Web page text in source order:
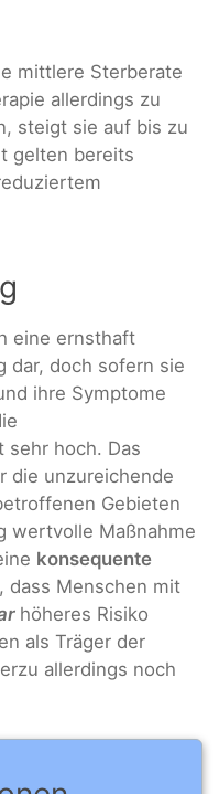
mittlere Sterberate
allerdings zu
steigt sie auf bis zu
gelten bereits
eine ernsthaft
dar, doch sofern sie
ihre Symptome
sehr hoch. Das
die unzureichende
Gebieten
wertvolle Maßnahme
konsequente
dass Menschen mit
höheres Risiko
als Träger der
allerdings noch